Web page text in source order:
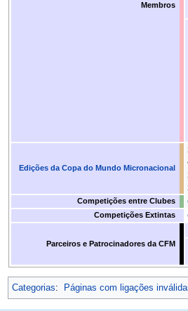
Membros
Edições da Copa do Mundo Micronacional
Competições entre Clubes
Competições Extintas
Parceiros e Patrocinadores da CFM
Categorias: Páginas com ligações